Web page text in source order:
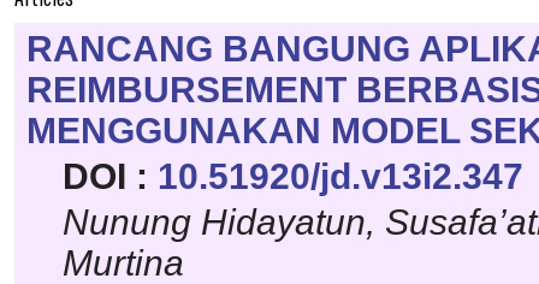
RANCANG BANGUNG
REIMBURSEMENT
MENGGUNAKAN MODEL
DOI : 10.51920/jd.v13i2.347
Nunung Hidayatun,
Murtina